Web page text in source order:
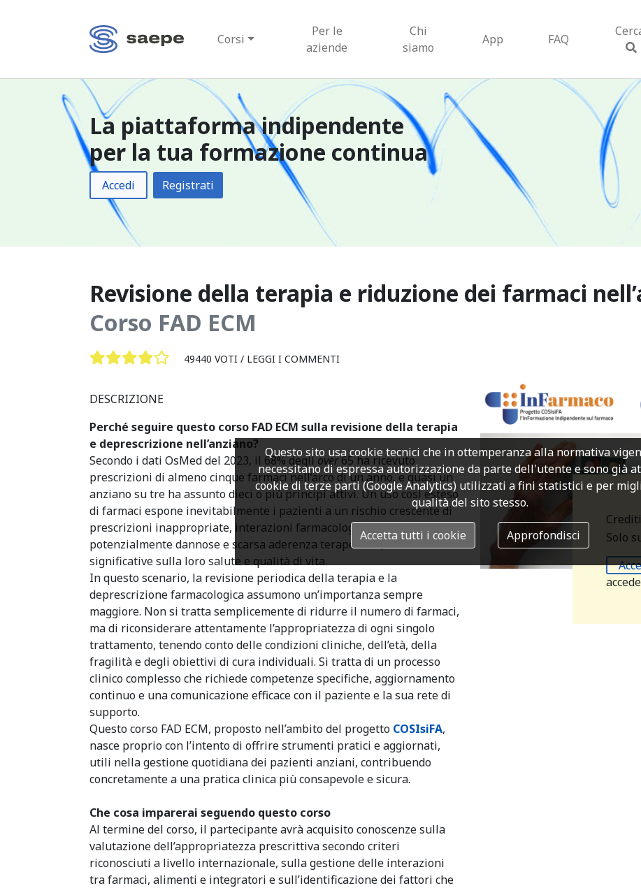
Corsi
Per le
aziende
Chi
siamo
App FAQ
La piattaforma indipendente
per la tua formazione continua
Accedi Registrati
Revisione della terapia e riduzione dei farmaci
Corso FAD ECM
49440 VOTI / LEGGI I COMMENTI
DESCRIZIONE
Perché seguire questo corso FAD ECM sulla revisione della terapia
e deprescrizione nell’anziano?
Secondo i dati OsMed del 2023, il 68% degliover65 ha ricevuto
prescrizioni di almeno cinque farmaci nell’arco di un anno, e quasi un
anziano su tre ha assunto dieci o più principi attivi. Un uso così esteso
di farmaci espone inevitabilmente i pazienti a un rischio crescente di
prescrizioni inappropriate, interazioni farmacologiche
potenzialmente dannose e scarsa aderenza terapeutica, con ricadute
significative sulla loro salute e qualità di vita.
In questo scenario, la revisione periodica della terapia e la
deprescrizione farmacologica assumono un’importanza sempre
maggiore. Non si tratta semplicemente di ridurre il numero di farmaci,
ma di riconsiderare attentamente l’appropriatezza di ogni singolo
trattamento, tenendo conto delle condizioni cliniche, dell’età, della
fragilità e degli obiettivi di cura individuali. Si tratta di un processo
clinico complesso che richiede competenze specifiche, aggiornamento
continuo e una comunicazione efficace con il paziente e la sua rete di
supporto.
Questo corso FAD ECM, proposto nell’ambito del progetto COSIsiFA,
nasce proprio con l’intento di offrire strumenti pratici e aggiornati,
utili nella gestione quotidiana dei pazienti anziani, contribuendo
concretamente a una pratica clinica più consapevole e sicura.
Che cosa imparerai seguendo questo corso
Al termine del corso, il partecipante avrà acquisito conoscenze sulla
valutazione dell’appropriatezza prescrittiva secondo criteri
riconosciuti a livello internazionale, sulla gestione delle interazioni
tra farmaci, alimenti e integratori e sull’identificazione dei fattori che
Solo
Questo sito usa cookie tecnici che in ottemperanza alla normativa
necessitano di espressa autorizzazione da parte dell'utente e sono già
cookie di terze parti (Google Analytics) utilizzati a fini statistici e per
qualità del sito stesso.
Accetta tutti i cookie Approfondisci